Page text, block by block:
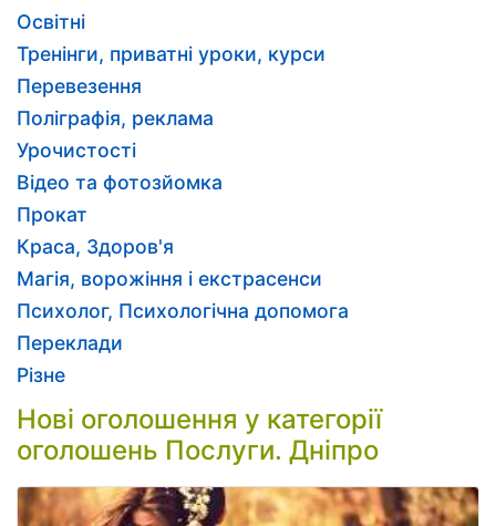
Освітні
Тренінги, приватні уроки, курси
Перевезення
Поліграфія, реклама
Урочистості
Відео та фотозйомка
Прокат
Краса, Здоров'я
Магія, ворожіння і екстрасенси
Психолог, Психологічна допомога
Переклади
Різне
Нові оголошення у категорії
оголошень Послуги. Дніпро